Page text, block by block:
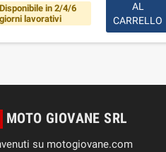
Disponibile in 2/4/6
giorni lavorativi
AL
CARRELLO
MOTO GIOVANE SRL
su motogiovane.com